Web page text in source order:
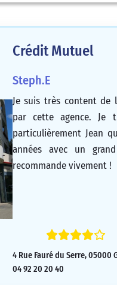
Crédit Mutuel
Steph.E
Je suis très content de
par cette agence. Je
particulièrement Jean
années avec un
recommande vivement !
4 Rue Fauré du Serre, 05000
04 92 20 20 40